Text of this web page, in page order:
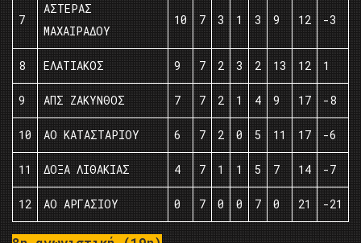
7
ΑΣΤΕΡΑΣ
ΜΑΧΑΙΡΑΔΟΥ
10 7 3 1 3 9 12 -3
8 ΕΛΑΤΙΑΚΟΣ 9 7 2 3 2 13 12 1
9 ΑΠΣ ΖΑΚΥΝΘΟΣ 7 7 2 1 4 9 17 -8
10 ΑΟ ΚΑΤΑΣΤΑΡΙΟΥ 6 7 2 0 5 11 17 -6
11 ΔΟΞΑ ΛΙΘΑΚΙΑΣ 4 7 1 1 5 7 14 -7
12 ΑΟ ΑΡΓΑΣΙΟΥ 0 7 0 0 7 0 21 -21